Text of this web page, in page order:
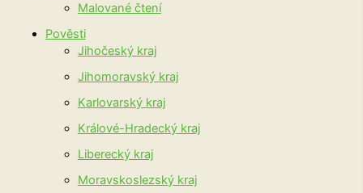
Malované čtení
Pověsti
Jihočeský kraj
Jihomoravský kraj
Karlovarský kraj
Králové-Hradecký kraj
Liberecký kraj
Moravskoslezský kraj